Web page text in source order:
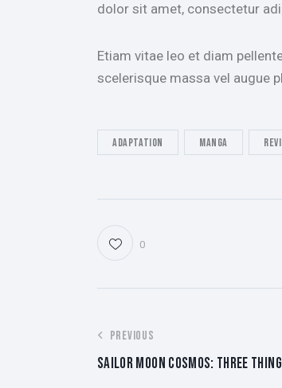
dolor sit amet, consectetur
Etiam vitae leo et diam
scelerisque massa vel augue
Adaptation Manga
0
POST
PREVIOUS
SAILOR MOON COSMOS: THREE